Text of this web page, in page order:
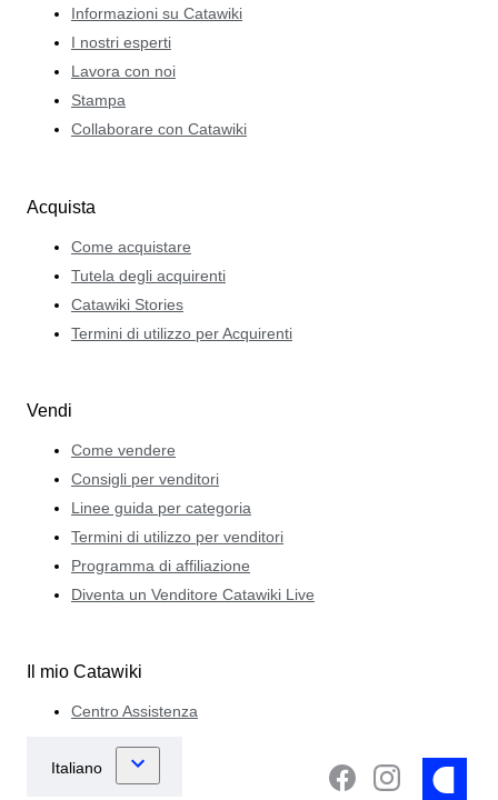
Informazioni su Catawiki
I nostri esperti
Lavora con noi
Stampa
Collaborare con Catawiki
Acquista
Come acquistare
Tutela degli acquirenti
Catawiki Stories
Termini di utilizzo per Acquirenti
Vendi
Come vendere
Consigli per venditori
Linee guida per categoria
Termini di utilizzo per venditori
Programma di affiliazione
Diventa un Venditore Catawiki Live
Il mio Catawiki
Centro Assistenza